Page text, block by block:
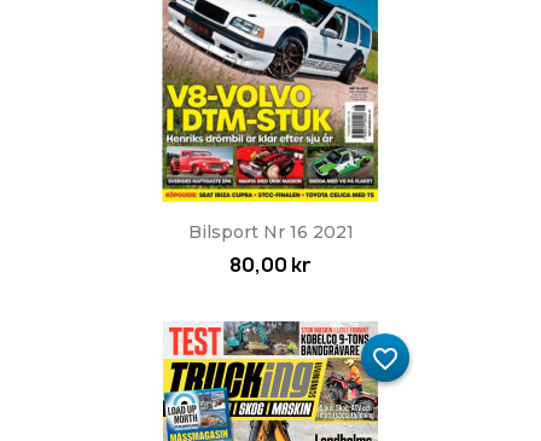
Bilsport Nr 16 2021
80,00 kr
favorite_border